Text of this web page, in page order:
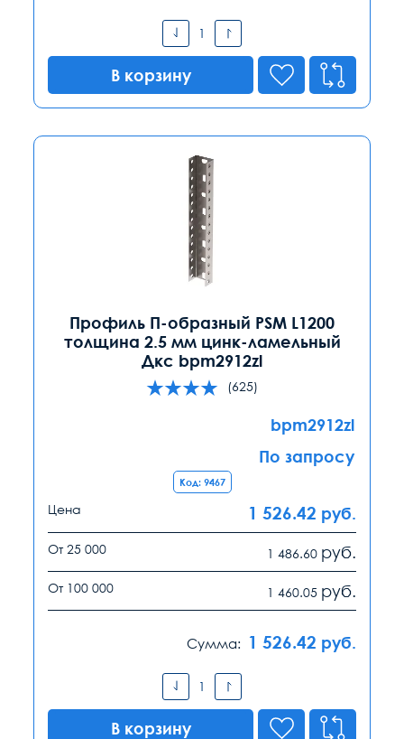
В корзину
Профиль П-образный PSM L1200
толщина 2.5 мм цинк-ламельный
Дкс bpm2912zl
(625)
bpm2912zl
По запросу
Код: 9467
Цена 1 526.42 руб.
От 25 000 1 486.60 руб.
От 100 000 1 460.05 руб.
Сумма: 1 526.42 руб.
В корзину